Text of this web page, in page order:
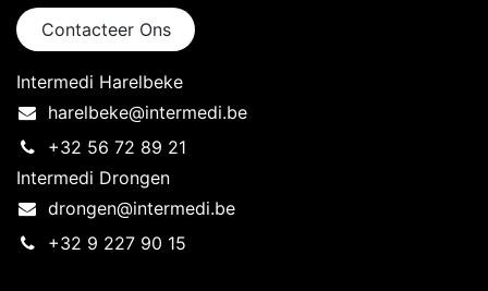
Contacteer Ons
Intermedi Harelbeke
harelbeke@intermedi.be
+32 56 72 89 21
Intermedi Drongen
drongen@intermedi.be
+32 9 227 90 15